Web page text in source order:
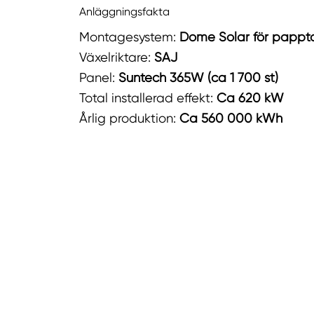
Anläggningsfakta
Montagesystem: Dome Solar för
Växelriktare: SAJ
Panel: Suntech 365W (ca 1 700 st)
Total installerad effekt: Ca 620 kW
Årlig produktion: Ca 560 000 kWh